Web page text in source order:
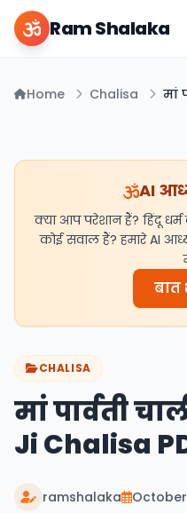
Ram Shalaka
Home Chalisa
AI
क्या आप परेशान हैं? हिंदू
कोई सवाल हैं? हमारे AI
CHALISA
मां पार्वती
Ji Chalisa
ramshalaka October